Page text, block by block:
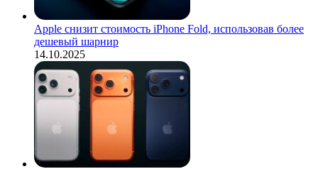
Apple снизит стоимость iPhone Fold, использовав более
дешевый шарнир
14.10.2025